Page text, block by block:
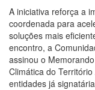
A iniciativa reforça a
coordenada para
soluções mais
encontro, a
assinou o
Climática do
entidades já